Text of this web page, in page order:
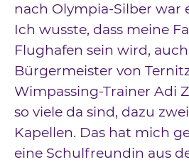
nach Olympia-Silber war
Ich wusste, dass meine
Flughafen sein wird,
Bürgermeister von
Wimpassing-Trainer Adi
so viele da sind, dazu
Kapellen. Das hat mich
eine Schulfreundin aus